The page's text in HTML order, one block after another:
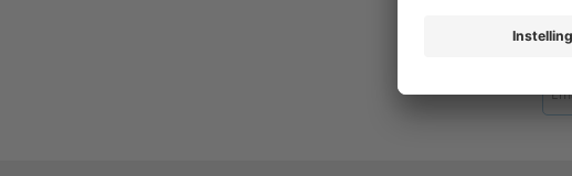
ULC keur:
Ons laatste